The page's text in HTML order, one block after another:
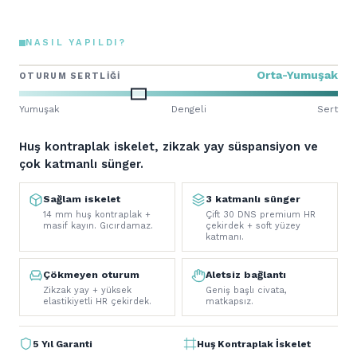
NASIL YAPILDI?
Huş kontraplak iskelet, zikzak yay süspansiyon ve
çok katmanlı sünger.
Sağlam iskelet
14 mm huş kontraplak +
masif kayın. Gıcırdamaz.
3 katmanlı sünger
Çift 30 DNS premium HR
çekirdek + soft yüzey
katmanı.
Çökmeyen oturum
Zikzak yay + yüksek
elastikiyetli HR çekirdek.
Aletsiz bağlantı
Geniş başlı civata,
matkapsız.
5 Yıl Garanti Huş Kontraplak İskelet
OTURUM SERTLIĞI Orta-Yumuşak
Yumuşak Dengeli Sert